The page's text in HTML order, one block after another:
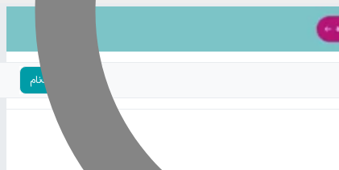
ورود | ثبت‌نام